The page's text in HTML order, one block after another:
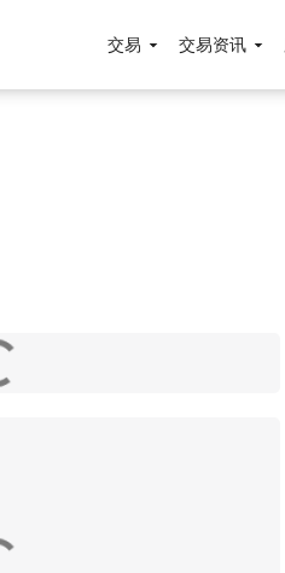
交易 交易资讯